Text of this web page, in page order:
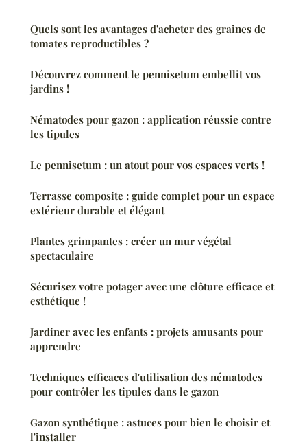
Quels sont les avantages d'acheter des graines de
tomates reproductibles ?
Découvrez comment le pennisetum embellit vos
jardins !
Nématodes pour gazon : application réussie contre
les tipules
Le pennisetum : un atout pour vos espaces verts !
Terrasse composite : guide complet pour un espace
extérieur durable et élégant
Plantes grimpantes : créer un mur végétal
spectaculaire
Sécurisez votre potager avec une clôture efficace et
esthétique !
Jardiner avec les enfants : projets amusants pour
apprendre
Techniques efficaces d'utilisation des nématodes
pour contrôler les tipules dans le gazon
Gazon synthétique : astuces pour bien le choisir et
l'installer